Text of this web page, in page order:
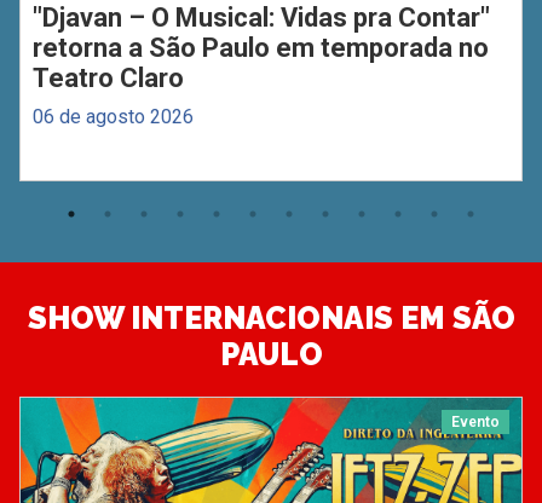
"Djavan – O Musical: Vidas pra Contar"
retorna a São Paulo em temporada no
Teatro Claro
06 de agosto 2026
SHOW INTERNACIONAIS EM SÃO
PAULO
Evento